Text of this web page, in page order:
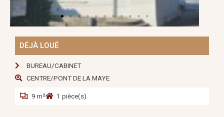
DÉJÀ LOUÉ
BUREAU/CABINET
CENTRE/PONT DE LA MAYE
9 m² 1 pièce(s)